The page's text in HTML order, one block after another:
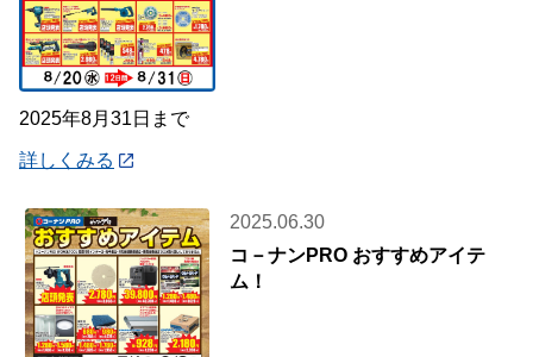
2025年8月31日まで
詳しくみる
2025.06.30
コ－ナンPRO おすすめアイテ
ム！